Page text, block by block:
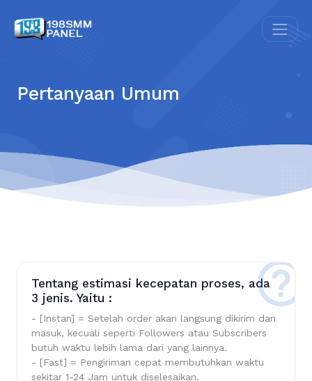
Pertanyaan Umum
Tentang estimasi kecepatan proses, ada
3 jenis. Yaitu :
- [Instan] = Setelah order akan langsung dikirim dan
masuk, kecuali seperti Followers atau Subscribers
butuh waktu lebih lama dari yang lainnya.
- [Fast] = Pengiriman cepat membutuhkan waktu
sekitar 1-24 Jam untuk diselesaikan.